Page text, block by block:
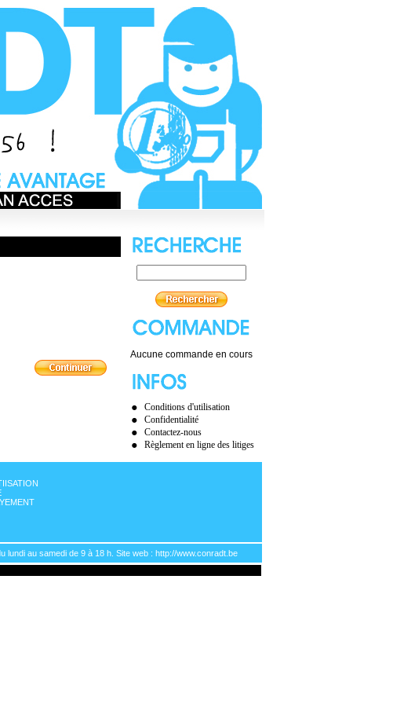
Aucune commande en cours
Conditions d'utilisation
Confidentialité
Contactez-nous
Règlement en ligne des litiges
lundi au samedi de 9 à 18 h. Site web : http://www.conradt.be